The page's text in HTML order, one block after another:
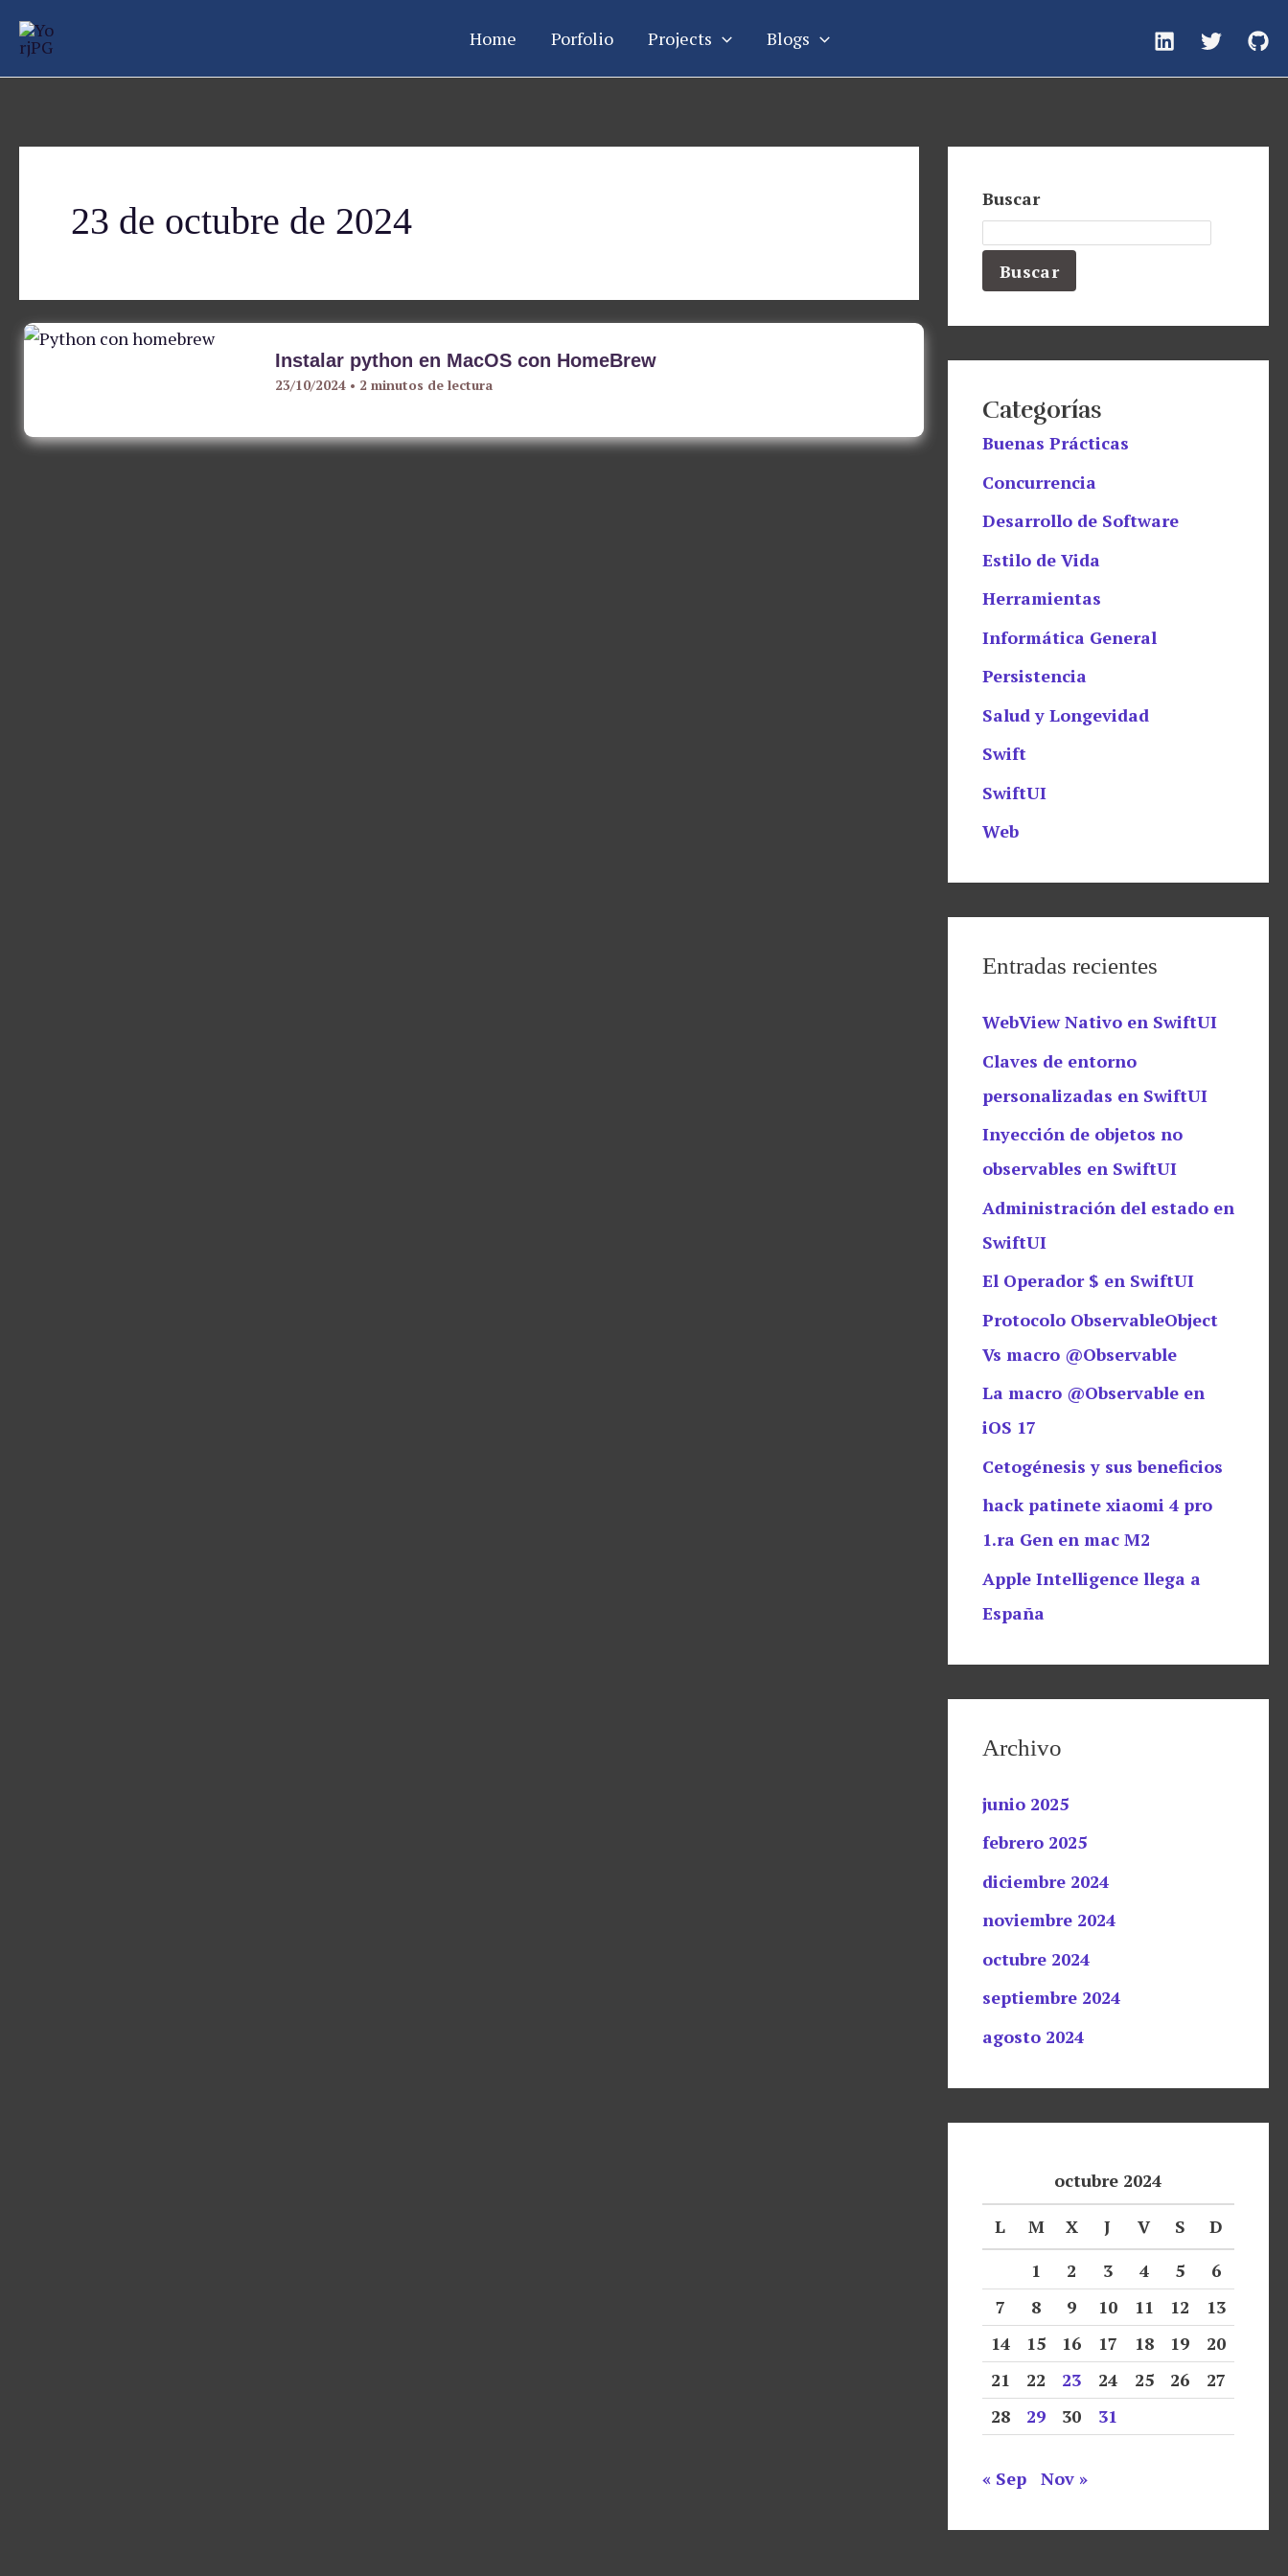
Home Porfolio Projects Blogs
23 de octubre de 2024
Instalar python en MacOS con HomeBrew
23/10/2024 • 2 minutos de lectura
Buscar
Buscar
Categorías
Buenas Prácticas
Concurrencia
Desarrollo de Software
Estilo de Vida
Herramientas
Informática General
Persistencia
Salud y Longevidad
Swift
SwiftUI
Web
Entradas recientes
WebView Nativo en SwiftUI
Claves de entorno
personalizadas en SwiftUI
Inyección de objetos no
observables en SwiftUI
Administración del estado en
SwiftUI
El Operador $ en SwiftUI
Protocolo ObservableObject
Vs macro @Observable
La macro @Observable en
iOS 17
Cetogénesis y sus beneficios
hack patinete xiaomi 4 pro
1.ra Gen en mac M2
Apple Intelligence llega a
España
Archivo
junio 2025
febrero 2025
diciembre 2024
noviembre 2024
octubre 2024
septiembre 2024
agosto 2024
octubre 2024
L
M X J V S
D
1
2 3 4 5
6
7
8 9 10 11 12
13
14
15 16 17 18 19
20
21
22 23 24 25 26
27
28
29 30 31
« Sep Nov »